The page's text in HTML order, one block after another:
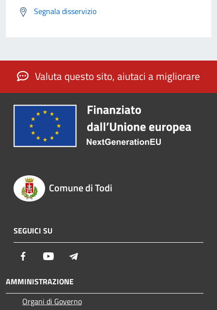
Segnala disservizio
Valuta questo sito, aiutaci a migliorare
Comune di Todi
SEGUICI SU
Facebook Youtube
AMMINISTRAZIONE
Organi di Governo